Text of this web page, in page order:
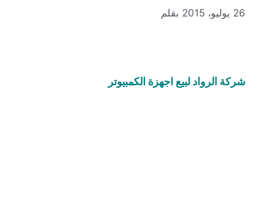
26 يوليو، 2015 بقلم
شركة الرواد لبيع اجهزة الكمبيوتر